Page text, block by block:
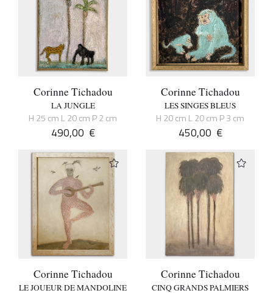
Corinne Tichadou
LA JUNGLE
H 25 cm L 20 cm P 2 cm
490,00 €
Corinne Tichadou
LES SINGES BLEUS
H 20 cm L 20 cm P 3 cm
450,00 €
Corinne Tichadou
LE JOUEUR DE MANDOLINE
Corinne Tichadou
CINQ GRANDS PALMIERS